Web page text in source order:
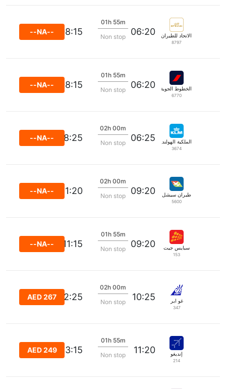
الاتحاد للطيران
8797
06:20
01h 55m
Non stop
08:15
--NA--
الخطوط الجوية الفرنسية
6770
06:20
01h 55m
Non stop
08:15
--NA--
الملكية الهولندية كي إل إم
3674
06:25
02h 00m
Non stop
08:25
--NA--
طيران سيشل
5600
09:20
02h 00m
Non stop
11:20
--NA--
سبايس جيت
153
09:20
01h 55m
Non stop
11:15
--NA--
غو اير
347
10:25
02h 00m
Non stop
12:25
AED 267
إنديغو
214
11:20
01h 55m
Non stop
13:15
AED 249